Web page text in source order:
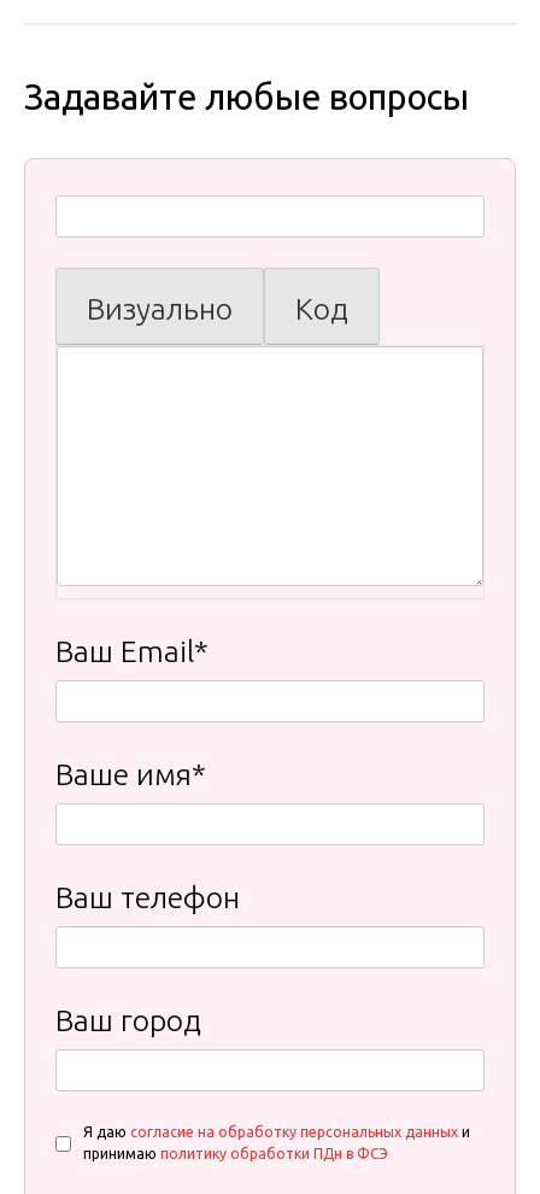
Задавайте любые вопросы
Визуально Код
Ваш Email*
Ваше имя*
Ваш телефон
Ваш город
Я даю согласие на обработку персональных данных и
принимаю политику обработки ПДн в ФСЭ